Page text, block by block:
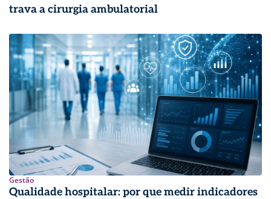
trava a cirurgia ambulatorial
Gestão
Qualidade hospitalar: por que medir indicadores